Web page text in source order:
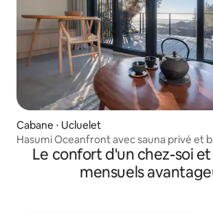
Cabane ⋅ Ucluelet
Hasumi Oceanfront avec sauna privé et
Le confort d'un chez-soi
mensuels